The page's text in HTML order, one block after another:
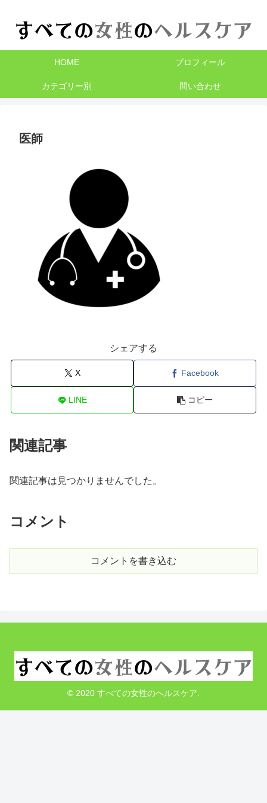
HOME プロフィール
カテゴリー別 問い合わせ
医師
シェアする
X Facebook
LINE コピー
関連記事
関連記事は見つかりませんでした。
コメント
コメントを書き込む
© 2020 すべての女性のヘルスケア.